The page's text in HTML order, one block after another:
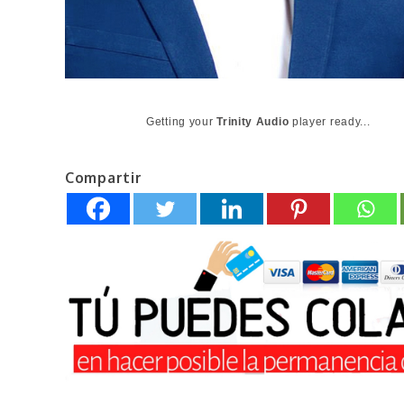
Getting yourTrinity Audio player ready...
Compartir